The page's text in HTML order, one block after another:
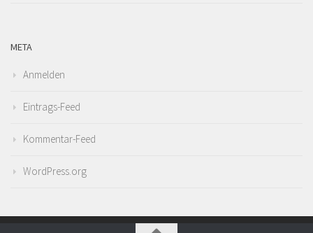
META
Anmelden
Eintrags-Feed
Kommentar-Feed
WordPress.org